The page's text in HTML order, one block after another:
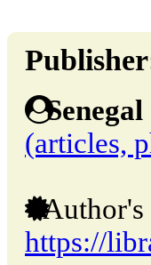
(articles,
Author's
https://